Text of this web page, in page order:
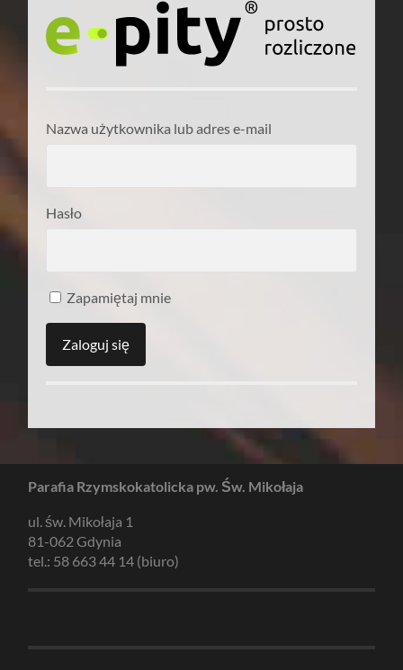
Nazwa użytkownika lub adres e-mail
Hasło
Zapamiętaj mnie
Parafia Rzymskokatolicka pw. Św. Mikołaja
ul. św. Mikołaja 1
81-062 Gdynia
tel.: 58 663 44 14 (biuro)